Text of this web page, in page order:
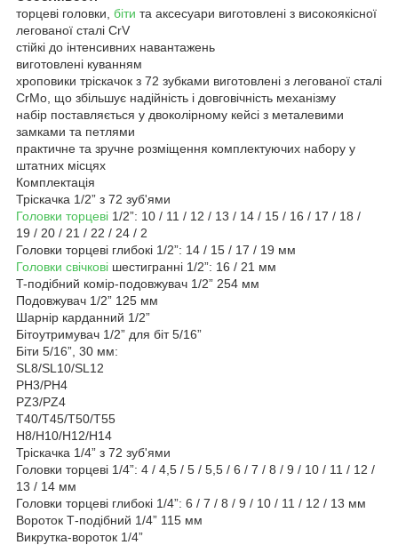
торцеві головки, біти та аксесуари виготовлені з високоякісної
легованої сталі CrV
стійкі до інтенсивних навантажень
виготовлені куванням
хроповики тріскачок з 72 зубками виготовлені з легованої сталі
CrMo, що збільшує надійність і довговічність механізму
набір поставляється у двоколірному кейсі з металевими
замками та петлями
практичне та зручне розміщення комплектуючих набору у
штатних місцях
Комплектація
Тріскачка 1/2” з 72 зуб'ями
Головки торцеві 1/2”: 10 / 11 / 12 / 13 / 14 / 15 / 16 / 17 / 18 /
19 / 20 / 21 / 22 / 24 / 2
Головки торцеві глибокі 1/2”: 14 / 15 / 17 / 19 мм
Головки свічкові шестигранні 1/2”: 16 / 21 мм
T-подібний комір-подовжувач 1/2” 254 мм
Подовжувач 1/2” 125 мм
Шарнір карданний 1/2”
Бітоутримувач 1/2” для біт 5/16”
Біти 5/16”, 30 мм:
SL8/SL10/SL12
PH3/PH4
PZ3/PZ4
T40/T45/T50/T55
H8/H10/H12/H14
Тріскачка 1/4” з 72 зуб'ями
Головки торцеві 1/4”: 4 / 4,5 / 5 / 5,5 / 6 / 7 / 8 / 9 / 10 / 11 / 12 /
13 / 14 мм
Головки торцеві глибокі 1/4”: 6 / 7 / 8 / 9 / 10 / 11 / 12 / 13 мм
Вороток Т-подібний 1/4” 115 мм
Викрутка-вороток 1/4”